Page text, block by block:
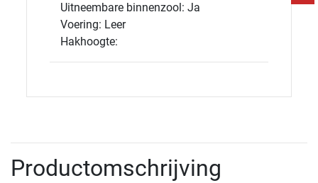
Uitneembare binnenzool: Ja
Voering: Leer
Hakhoogte:
Productomschrijving